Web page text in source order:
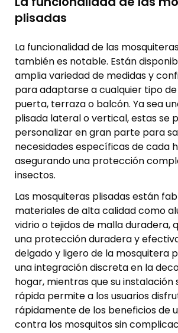
plisadas
La funcionalidad de las
también es notable. Están
amplia variedad de medidas y
para adaptarse a cualquier tipo
puerta, terraza o balcón. Ya sea
plisada lateral o vertical, estas se
personalizar en gran parte para
necesidades específicas de cada
asegurando una protección
insectos.
Las mosquiteras plisadas están
materiales de alta calidad como
vidrio o tejidos de malla duradera,
una protección duradera y
delgado y ligero de la mosquitera
una integración discreta en la
hogar, mientras que su instalación
rápida permite a los usuarios
rápidamente de los beneficios de
contra los mosquitos sin